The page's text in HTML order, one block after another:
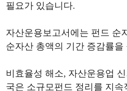
필요가 있습니다.
자산운용보고서에는 펀드 순
순자산 총액의 기간 증감률을
비효율성 해소, 자산운용업
국은 소규모펀드 정리를 지